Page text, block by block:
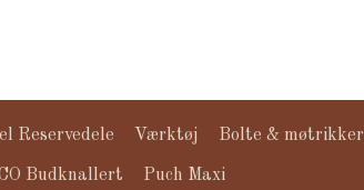
Reservedele Værktøj Bolte & møtrikker
Budknallert Puch Maxi